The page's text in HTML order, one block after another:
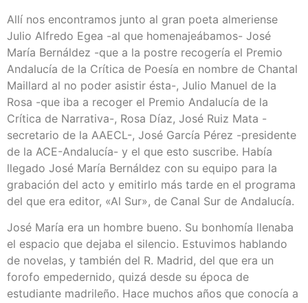
Allí nos encontramos junto al gran poeta almeriense
Julio Alfredo Egea -al que homenajeábamos- José
María Bernáldez -que a la postre recogería el Premio
Andalucía de la Crítica de Poesía en nombre de Chantal
Maillard al no poder asistir ésta-, Julio Manuel de la
Rosa -que iba a recoger el Premio Andalucía de la
Crítica de Narrativa-, Rosa Díaz, José Ruiz Mata -
secretario de la AAECL-, José García Pérez -presidente
de la ACE-Andalucía- y el que esto suscribe. Había
llegado José María Bernáldez con su equipo para la
grabación del acto y emitirlo más tarde en el programa
del que era editor, «Al Sur», de Canal Sur de Andalucía.
José María era un hombre bueno. Su bonhomía llenaba
el espacio que dejaba el silencio. Estuvimos hablando
de novelas, y también del R. Madrid, del que era un
forofo empedernido, quizá desde su época de
estudiante madrileño. Hace muchos años que conocía a